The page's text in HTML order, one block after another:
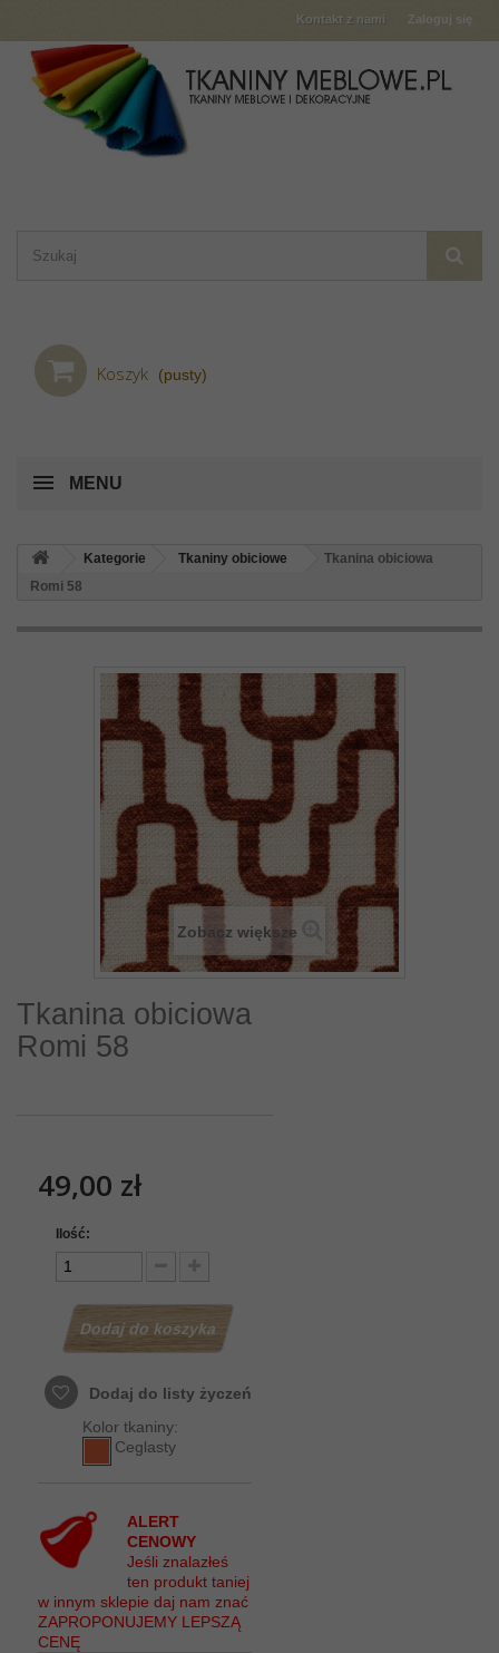
Zaloguj się
Kontakt z nami
Koszyk (pusty)
MENU
Kategorie Tkaniny obiciowe
Tkanina obiciowa
Romi 58
Zobacz większe
Tkanina obiciowa
Romi 58
49,00 zł
Ilość:
Dodaj do koszyka
Dodaj do listy życzeń
Kolor tkaniny:
Ceglasty
ALERT
CENOWY
Jeśli znalazłeś
ten produkt taniej
w innym sklepie daj nam znać
ZAPROPONUJEMY LEPSZĄ
CENĘ